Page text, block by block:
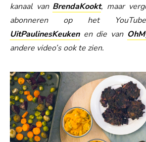
kanaal van BrendaKookt, maar
abonneren op het
UitPaulinesKeukenen die van
andere video’s ook te zien.